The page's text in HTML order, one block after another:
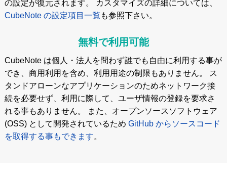
の設定が復元されます。 カスタマイズの詳細については、
CubeNote の設定項目一覧 も参照下さい。
無料で利用可能
CubeNote は個人・法人を問わず誰でも自由に利用する事が
でき、商用利用を含め、利用用途の制限もありません。 ス
タンドアローンなアプリケーションのためネットワーク接
続を必要せず、利用に際して、ユーザ情報の登録を要求さ
れる事もありません。 また、オープンソースソフトウェア
(OSS) として開発されているため GitHub からソースコード
を取得する事もできます。